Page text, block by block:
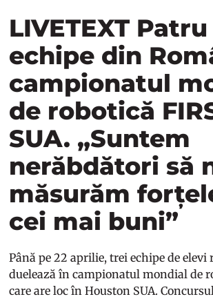
LIVETEXT Patru
echipe din
campionatul
de robotică
SUA. „Suntem
nerăbdători să
măsurăm
cei mai buni”
Până pe 22 aprilie, trei echipe de elevi
duelează în campionatul mondial de
care are loc în Houston SUA.